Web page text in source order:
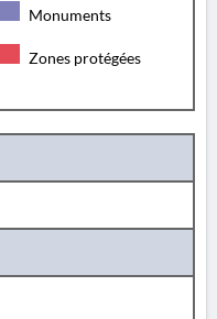
Monuments
Zones protégées